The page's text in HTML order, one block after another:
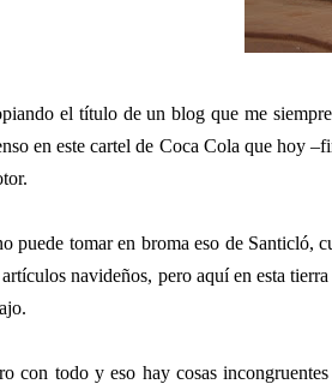
el título de un blog que me
en este cartel de Coca Cola que hoy
puede tomar en broma eso de Santicló,
navideños, pero aquí en esta
con todo y eso hay cosas